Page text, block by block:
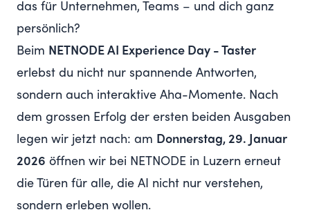
das für Unternehmen, Teams – und dich ganz
persönlich?
Beim NETNODE AI Experience Day - Taster
erlebst du nicht nur spannende Antworten,
sondern auch interaktive Aha-Momente. Nach
dem grossen Erfolg der ersten beiden Ausgaben
legen wir jetzt nach: am Donnerstag, 29. Januar
2026 öffnen wir bei NETNODE in Luzern erneut
die Türen für alle, die AI nicht nur verstehen,
sondern erleben wollen.